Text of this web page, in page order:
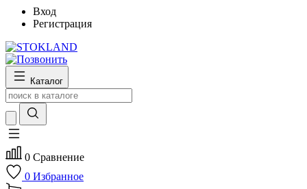
Вход
Регистрация
Каталог
0 Сравнение
0 Избранное